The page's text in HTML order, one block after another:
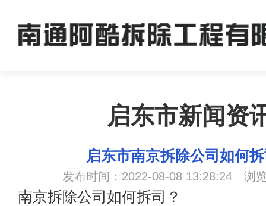
启东市新闻资
启东市南京拆除公司如何
发布时间：2022-08-08 13:28:24 浏
南京拆除公司 如何拆司？